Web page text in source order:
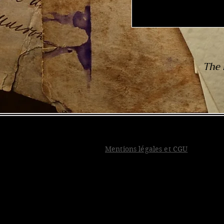
Mentions légales et CGU